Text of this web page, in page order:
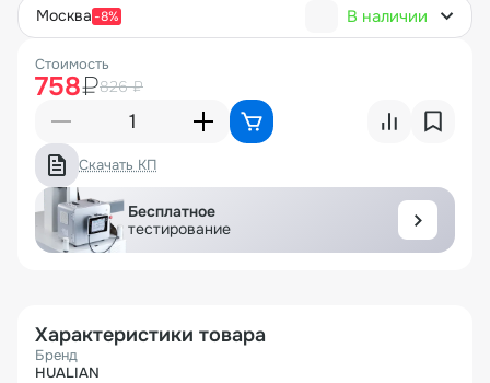
москва -8% В наличии
Стоимость
758₽826 ₽
Скачать КП
Бесплатное
тестирование
Характеристики товара
Бренд
HUALIAN